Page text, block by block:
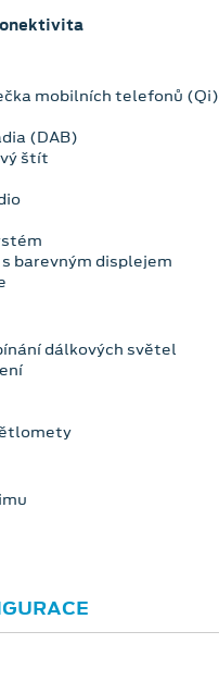
mobilních telefonů (Qi)
(DAB)
štít
barevným displejem
dálkových světel